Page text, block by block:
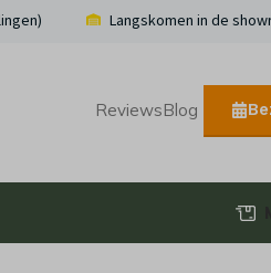
Langskomen in de
ReviewsBlog